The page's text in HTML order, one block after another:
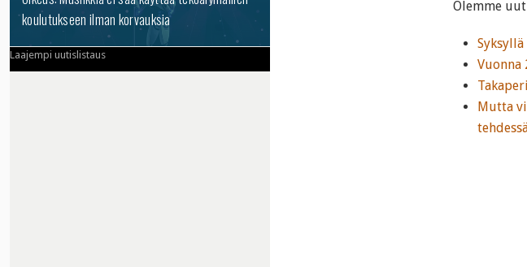
koulutukseen ilman korvauksia
Laajempi uutislistaus
Olemme
Mutta